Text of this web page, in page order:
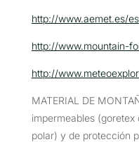
http://www.aemet.es/
http://www.mountain-
http://
MATERIAL DE
impermeables
polar) y de protección